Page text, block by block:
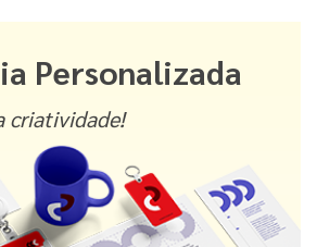
Personalizada
criatividade!